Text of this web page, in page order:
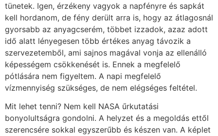
tünetek. Igen, érzékeny vagyok a napfényre és sapkát
kell hordanom, de fény derült arra is, hogy az átlagosnál
gyorsabb az anyagcserém, többet izzadok, azaz adott
idő alatt lényegesen több értékes anyag távozik a
szervezetemből, ami sajnos magával vonja az ellenálló
képességem csökkenését is. Ennek a megfelelő
pótlására nem figyeltem. A napi megfelelő
vízmennyiség szükséges, de nem elégséges feltétel.
Mit lehet tenni? Nem kell NASA űrkutatási
bonyolultságra gondolni. A helyzet és a megoldás ettől
szerencsére sokkal egyszerűbb és készen van. A képlet